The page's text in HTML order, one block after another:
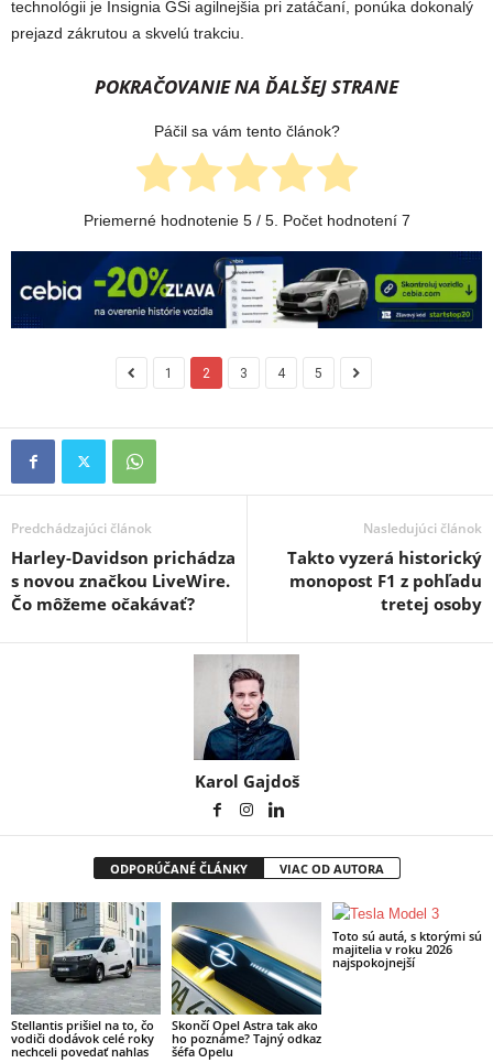
technológii je Insignia GSi agilnejšia pri zatáčaní, ponúka dokonalý
prejazd zákrutou a skvelú trakciu.
POKRAČOVANIE NA ĎALŠEJ STRANE
Páčil sa vám tento článok?
Priemerné hodnotenie 5/ 5. Počet hodnotení 7
1 2 3 4 5
Predchádzajúci článok
Harley-Davidson prichádza
s novou značkou LiveWire.
Čo môžeme očakávať?
Nasledujúci článok
Takto vyzerá historický
monopost F1 z pohľadu
tretej osoby
Karol Gajdoš
ODPORÚČANÉ ČLÁNKY VIAC OD AUTORA
Stellantis prišiel na to, čo
vodiči dodávok celé roky
nechceli povedať nahlas
Skončí Opel Astra tak ako
ho poznáme? Tajný odkaz
šéfa Opelu
Toto sú autá, s ktorými sú
majitelia v roku 2026
najspokojnejší